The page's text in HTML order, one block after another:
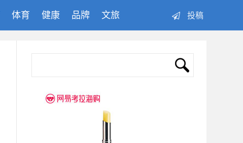
体育 健康 品牌 文旅 投稿